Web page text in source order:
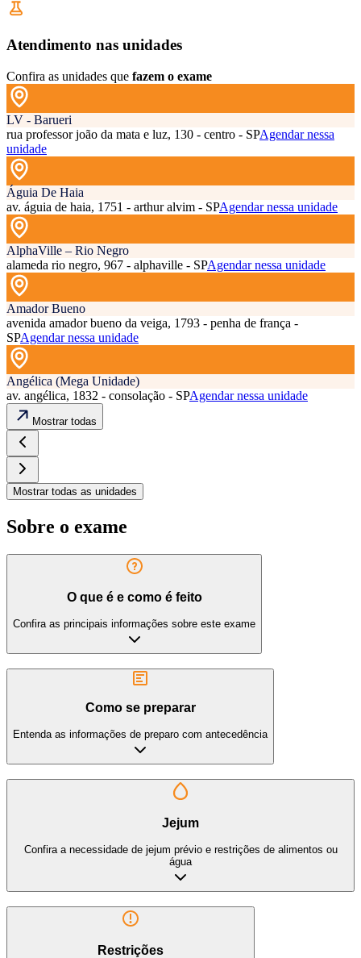
Atendimento nas unidades
Confira as unidades que fazem o exame
LV - Barueri
rua professor joão da mata e luz, 130 - centro - SPAgendar nessa
unidade
Águia De Haia
av. águia de haia, 1751 - arthur alvim - SPAgendar nessa unidade
AlphaVille – Rio Negro
alameda rio negro, 967 - alphaville - SPAgendar nessa unidade
Amador Bueno
avenida amador bueno da veiga, 1793 - penha de frança -
SPAgendar nessa unidade
Angélica (Mega Unidade)
av. angélica, 1832 - consolação - SPAgendar nessa unidade
Mostrar todas
Mostrar todas as unidades
Sobre o exame
O que é e como é feito
Confira as principais informações sobre este exame
Como se preparar
Entenda as informações de preparo com antecedência
Jejum
Confira a necessidade de jejum prévio e restrições de alimentos ou
água
Restrições